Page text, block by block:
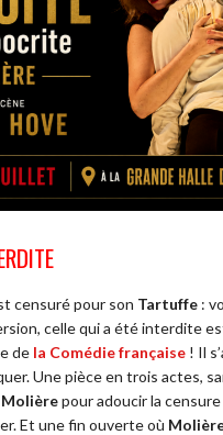
censuré pour son Tartuffe :
celle qui a été interdite
de la Comédie française ! Il
Une pièce en trois actes,
Molièrepour adoucir la
Et une fin ouverte où